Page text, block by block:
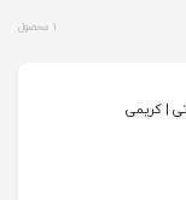
1 محصول
| کریمی